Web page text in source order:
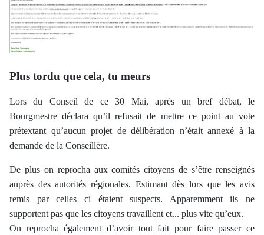
Plus tordu que cela, tu meurs
Lors du Conseil de ce 30 Mai, après un bref débat, le
Bourgmestre déclara qu’il refusait de mettre ce point au vote
prétextant qu’aucun projet de délibération n’était annexé à la
demande de la Conseillère.
De plus on reprocha aux comités citoyens de s’être renseignés
auprès des autorités régionales. Estimant dès lors que les avis
remis par celles ci étaient suspects. Apparemment ils ne
supportent pas que les citoyens travaillent et... plus vite qu’eux.
On reprocha également d’avoir tout fait pour faire passer ce